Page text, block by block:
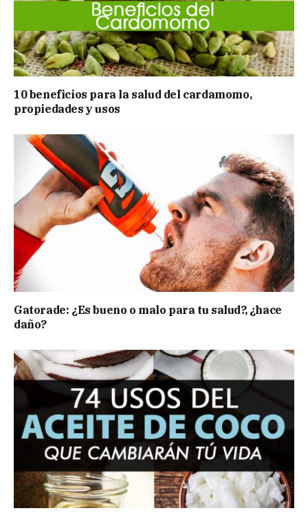
10 beneficios para la salud del cardamomo,
propiedades y usos
Gatorade: ¿Es bueno o malo para tu salud?, ¿hace
daño?